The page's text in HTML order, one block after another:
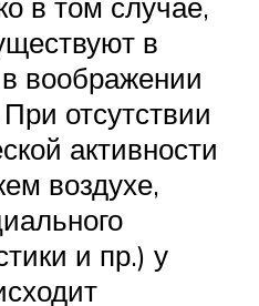
в
воображении
отсутствии
активности
воздухе,
и пр.) у